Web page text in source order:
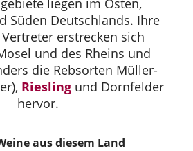
Süden Deutschlands. Ihre
erstrecken sich
und des Rheins und
die Rebsorten Müller-
Rieslingund Dornfelder
hervor.
aus diesem Land